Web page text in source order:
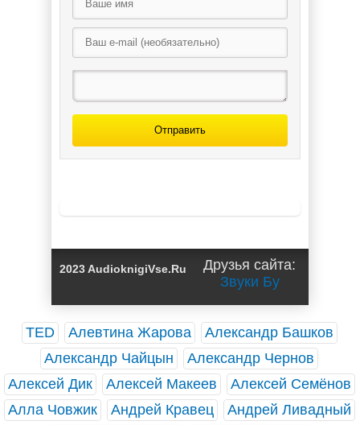
Отправить
2023 AudioknigiVse.Ru
Друзья сайта:
Звуки Бу
TED Алевтина Жарова
Александр Башков
Александр Чайцын
Александр Чернов
Алексей Дик
Алексей Макеев
Алексей Семёнов
Алла Човжик
Андрей Кравец
Андрей Ливадный